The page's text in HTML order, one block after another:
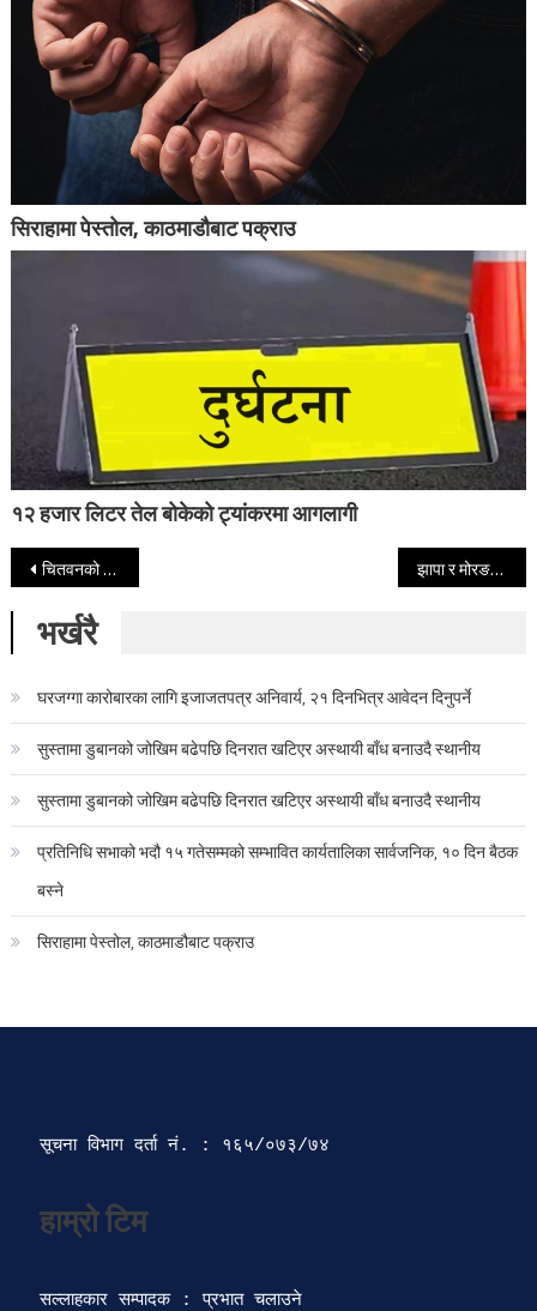
सिराहामा पेस्तोल, काठमाडौबाट पक्राउ
१२ हजार लिटर तेल बोकेको ट्यांकरमा आगलागी
Post navigation
चितवनको बालगृहबाट ३६५ जनालाई हेलिकप्टरबाट उद्धार झापा र मोरङमा मात्रै ३० जनाको मृत्यु
भर्खरै
घरजग्गा कारोबारका लागि इजाजतपत्र अनिवार्य, २१ दिनभित्र आवेदन दिनुपर्ने
सुस्तामा डुबानको जोखिम बढेपछि दिनरात खटिएर अस्थायी बाँध बनाउदै स्थानीय
सुस्तामा डुबानको जोखिम बढेपछि दिनरात खटिएर अस्थायी बाँध बनाउदै स्थानीय
प्रतिनिधि सभाको भदौ १५ गतेसम्मको सम्भावित कार्यतालिका सार्वजनिक, १० दिन बैठक
बस्ने
सिराहामा पेस्तोल, काठमाडौबाट पक्राउ
सूचना विभाग दर्ता‍ नं. : १६५/०७३/७४
हाम्रो टिम
सल्लाहकार सम्पादक : प्रभात चलाउने